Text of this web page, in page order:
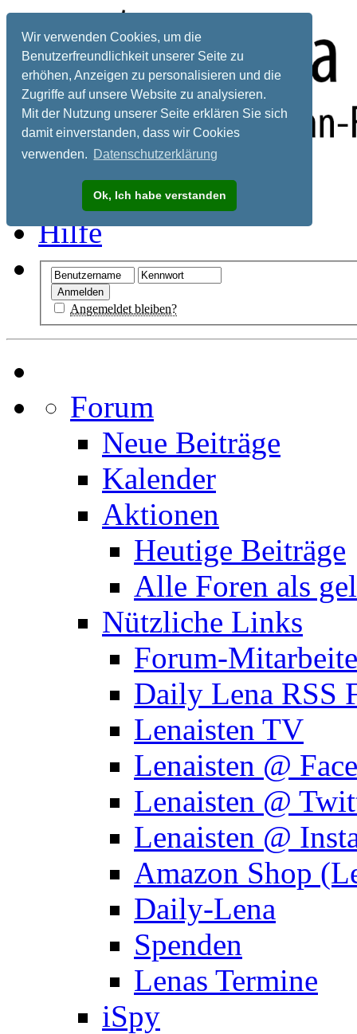
Wir verwenden Cookies, um die
Benutzerfreundlichkeit unserer Seite zu
erhöhen, Anzeigen zu personalisieren und die
Zugriffe auf unsere Website zu analysieren.
Mit der Nutzung unserer Seite erklären Sie sich
damit einverstanden, dass wir Cookies
verwenden. Datenschutzerklärung
Ok, Ich habe verstanden
Registrieren
Hilfe
Angemeldet bleiben?
Forum
Neue Beiträge
Kalender
Aktionen
Heutige Beiträge
Alle Foren als
Nützliche Links
Forum-
Daily Lena RSS
Lenaisten TV
Lenaisten @
Lenaisten @
Lenaisten @
Amazon Shop
Daily-Lena
Spenden
Lenas Termine
iSpy